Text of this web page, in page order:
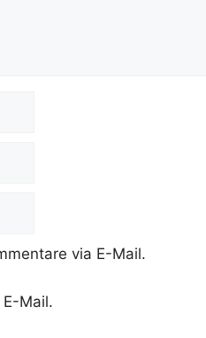
via E-Mail.
Mail.